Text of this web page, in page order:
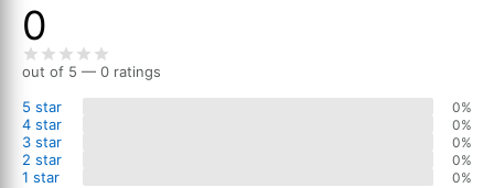
0
out of 5 — 0 ratings
5 star
0%
4 star 0%
3 star 0%
2 star 0%
1 star 0%